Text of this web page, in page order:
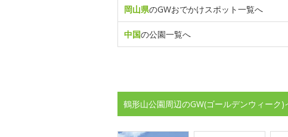
岡山県のGWおでかけスポット一覧へ
中国の公園一覧へ
鶴形山公園周辺のGW(ゴールデンウィーク